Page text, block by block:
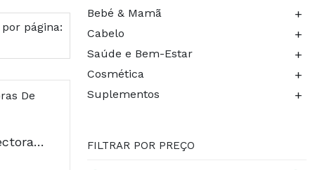
página:
Chicco Conchas Colectoras De Leite, 2 Pecas
Bebé & Mamã +
Cabelo +
Saúde e Bem-Estar +
Cosmética +
Suplementos +
FILTRAR POR PREÇO